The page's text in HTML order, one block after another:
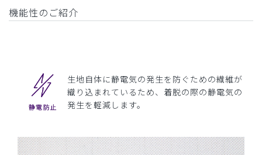
機能性のご紹介
生地自体に静電気の発生を防ぐための繊維が
織り込まれているため、着脱の際の静電気の
発生を軽減します。